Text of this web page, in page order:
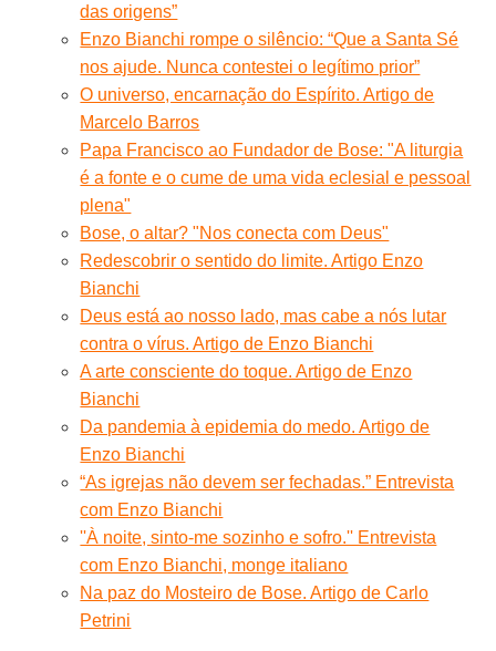
das origens”
Enzo Bianchi rompe o silêncio: “Que a Santa Sé
nos ajude. Nunca contestei o legítimo prior”
O universo, encarnação do Espírito. Artigo de
Marcelo Barros
Papa Francisco ao Fundador de Bose: "A liturgia
é a fonte e o cume de uma vida eclesial e pessoal
plena"
Bose, o altar? "Nos conecta com Deus"
Redescobrir o sentido do limite. Artigo Enzo
Bianchi
Deus está ao nosso lado, mas cabe a nós lutar
contra o vírus. Artigo de Enzo Bianchi
A arte consciente do toque. Artigo de Enzo
Bianchi
Da pandemia à epidemia do medo. Artigo de
Enzo Bianchi
“As igrejas não devem ser fechadas.” Entrevista
com Enzo Bianchi
''À noite, sinto-me sozinho e sofro.'' Entrevista
com Enzo Bianchi, monge italiano
Na paz do Mosteiro de Bose. Artigo de Carlo
Petrini